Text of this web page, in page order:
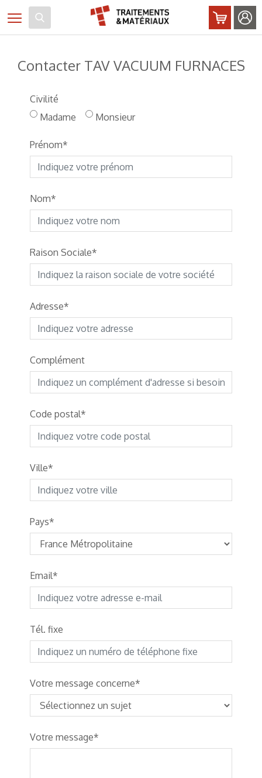
Toggle navigation
Contacter TAV VACUUM FURNACES
Civilité
Madame
Monsieur
Prénom
Nom
Raison Sociale
Adresse
Complément
Code postal
Ville
Pays
Email
Tél. fixe
Votre message concerne
Votre message
Panneau de gestion des cookies